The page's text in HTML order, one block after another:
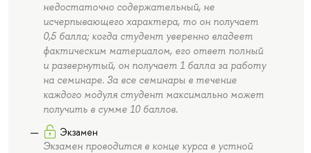
недостаточно содержательный, не
исчерпывающего характера, то он получает
0,5 балла; когда студент уверенно владеет
фактическим материалом, его ответ полный
и развернутый, он получает 1 балла за работу
на семинаре. За все семинары в течение
каждого модуля студент максимально может
получить в сумме 10 баллов.
Экзамен
Экзамен проводится в конце курса в устной